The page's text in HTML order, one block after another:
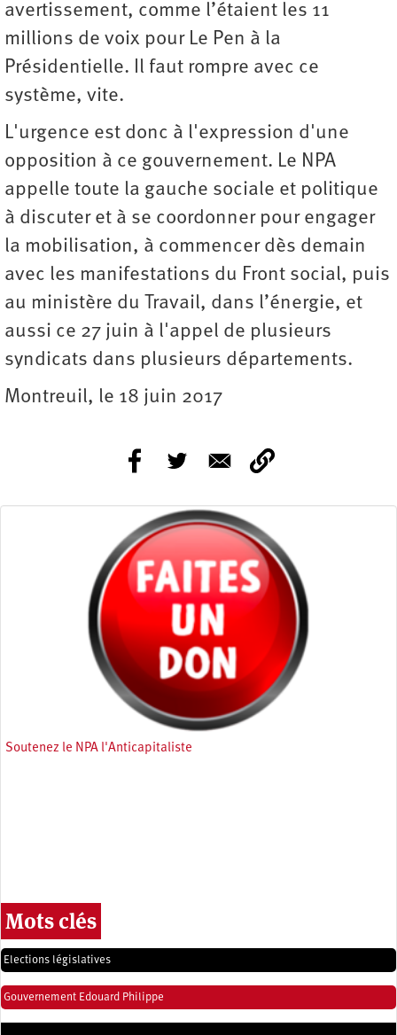
avertissement, comme l’étaient les 11
millions de voix pour Le Pen à la
Présidentielle. Il faut rompre avec ce
système, vite.
L'urgence est donc à l'expression d'une
opposition à ce gouvernement. Le NPA
appelle toute la gauche sociale et politique
à discuter et à se coordonner pour engager
la mobilisation, à commencer dès demain
avec les manifestations du Front social, puis
au ministère du Travail, dans l’énergie, et
aussi ce 27 juin à l'appel de plusieurs
syndicats dans plusieurs départements.
Montreuil, le 18 juin 2017
Soutenez le NPA l'Anticapitaliste
Mots clés
Elections législatives
Gouvernement Edouard Philippe